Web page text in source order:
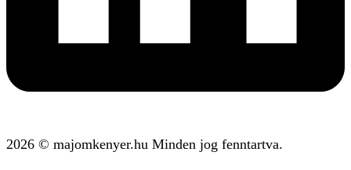
2026 © majomkenyer.hu Minden jog fenntartva.